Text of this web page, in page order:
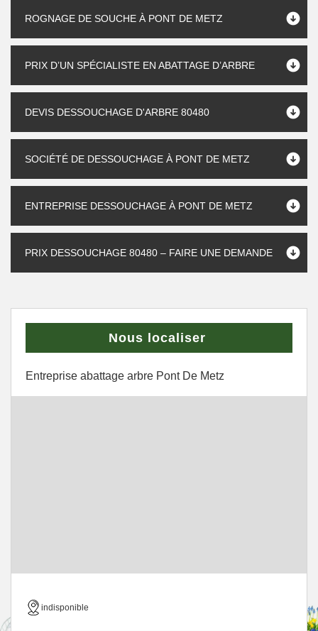
ROGNAGE DE SOUCHE À PONT DE METZ
PRIX D’UN SPÉCIALISTE EN ABATTAGE D’ARBRE
DEVIS DESSOUCHAGE D'ARBRE 80480
SOCIÉTÉ DE DESSOUCHAGE À PONT DE METZ
ENTREPRISE DESSOUCHAGE À PONT DE METZ
PRIX DESSOUCHAGE 80480 – FAIRE UNE DEMANDE
Nous localiser
Entreprise abattage arbre Pont De Metz
indisponible